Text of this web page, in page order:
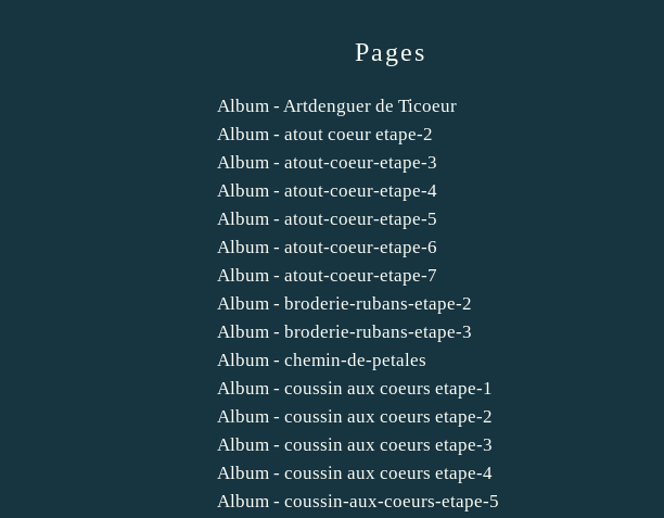
Pages
Album - Artdenguer de Ticoeur
Album - atout coeur etape-2
Album - atout-coeur-etape-3
Album - atout-coeur-etape-4
Album - atout-coeur-etape-5
Album - atout-coeur-etape-6
Album - atout-coeur-etape-7
Album - broderie-rubans-etape-2
Album - broderie-rubans-etape-3
Album - chemin-de-petales
Album - coussin aux coeurs etape-1
Album - coussin aux coeurs etape-2
Album - coussin aux coeurs etape-3
Album - coussin aux coeurs etape-4
Album - coussin-aux-coeurs-etape-5